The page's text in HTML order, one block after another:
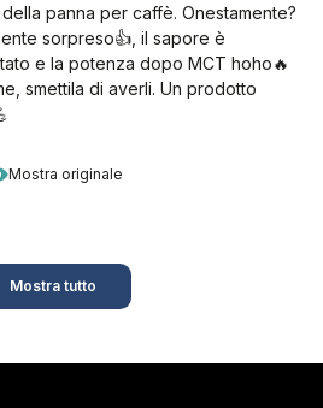
Mostra originale
panna per caffè. Onestamente?
sorpreso👍️, il sapore è
e la potenza dopo MCT hoho🔥
smettila di averli. Un prodotto
Mostra tutto